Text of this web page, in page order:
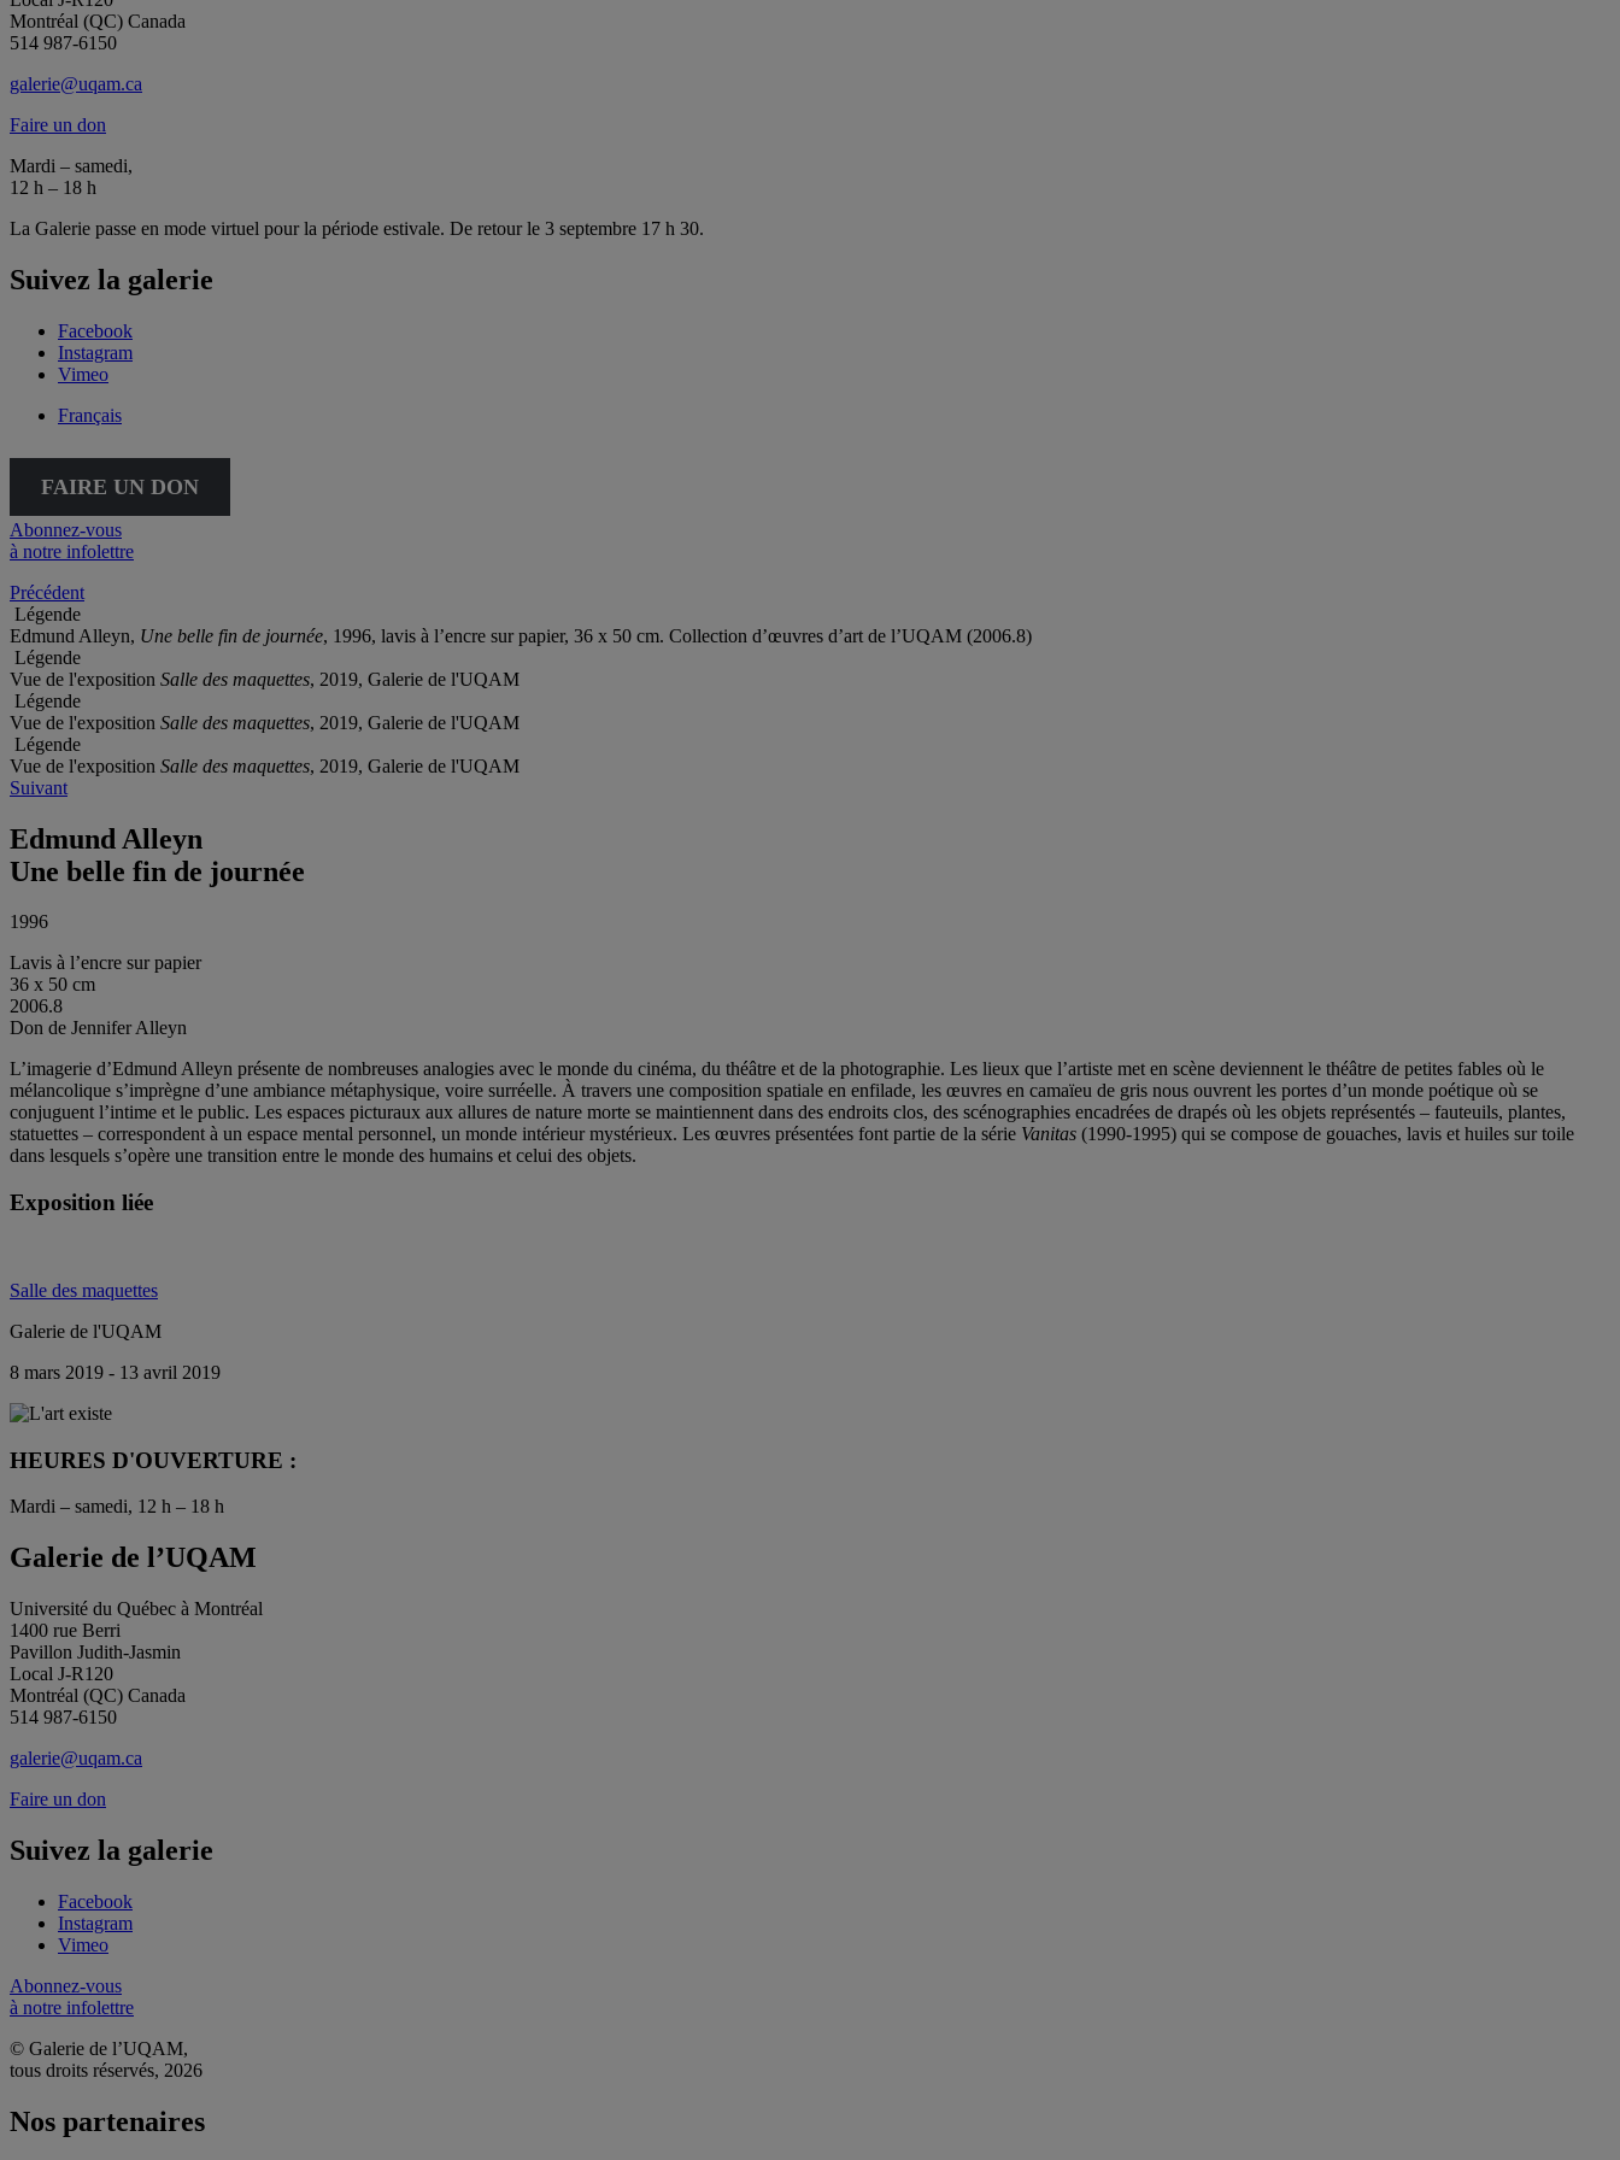
Montréal (QC) Canada
514 987-6150
galerie@uqam.ca
Faire un don
Mardi – samedi,
12 h – 18 h
La Galerie passe en mode virtuel pour la période estivale. De retour le 3 septembre 17 h 30.
Suivez la galerie
Facebook
Instagram
Vimeo
Français
FAIRE UN DON
Abonnez-vous
à notre infolettre
Précédent
Légende
Edmund Alleyn, Une belle fin de journée, 1996, lavis à l’encre sur papier, 36 x 50 cm. Collection d’œuvres d’art de l’UQAM (2006.8)
Légende
Vue de l'exposition Salle des maquettes, 2019, Galerie de l'UQAM
Légende
Vue de l'exposition Salle des maquettes, 2019, Galerie de l'UQAM
Légende
Vue de l'exposition Salle des maquettes, 2019, Galerie de l'UQAM
Suivant
Edmund Alleyn
Une belle fin de journée
1996
Lavis à l’encre sur papier
36 x 50 cm
2006.8
Don de Jennifer Alleyn
L’imagerie d’Edmund Alleyn présente de nombreuses analogies avec le monde du cinéma, du théâtre et de la photographie. Les lieux que l’artiste met en scène deviennent le théâtre de petites fables où le
mélancolique s’imprègne d’une ambiance métaphysique, voire surréelle. À travers une composition spatiale en enfilade, les œuvres en camaïeu de gris nous ouvrent les portes d’un monde poétique où se
conjuguent l’intime et le public. Les espaces picturaux aux allures de nature morte se maintiennent dans des endroits clos, des scénographies encadrées de drapés où les objets représentés – fauteuils, plantes,
statuettes – correspondent à un espace mental personnel, un monde intérieur mystérieux. Les œuvres présentées font partie de la série Vanitas (1990-1995) qui se compose de gouaches, lavis et huiles sur toile
dans lesquels s’opère une transition entre le monde des humains et celui des objets.
Exposition liée
Salle des maquettes
Galerie de l'UQAM
8 mars 2019 - 13 avril 2019
HEURES D'OUVERTURE :
Mardi – samedi, 12 h – 18 h
Galerie de l’UQAM
Université du Québec à Montréal
1400 rue Berri
Pavillon Judith-Jasmin
Local J-R120
Montréal (QC) Canada
514 987-6150
galerie@uqam.ca
Faire un don
Suivez la galerie
Facebook
Instagram
Vimeo
Abonnez-vous
à notre infolettre
© Galerie de l’UQAM,
tous droits réservés, 2026
Nos partenaires